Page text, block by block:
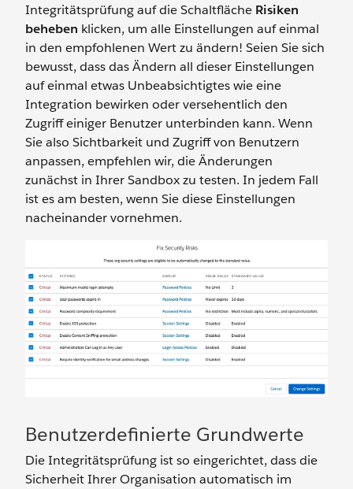
Integritätsprüfung auf die Schaltfläche Risiken
beheben klicken, um alle Einstellungen auf einmal
in den empfohlenen Wert zu ändern! Seien Sie sich
bewusst, dass das Ändern all dieser Einstellungen
auf einmal etwas Unbeabsichtigtes wie eine
Integration bewirken oder versehentlich den
Zugriff einiger Benutzer unterbinden kann. Wenn
Sie also Sichtbarkeit und Zugriff von Benutzern
anpassen, empfehlen wir, die Änderungen
zunächst in Ihrer Sandbox zu testen. In jedem Fall
ist es am besten, wenn Sie diese Einstellungen
nacheinander vornehmen.
Benutzerdefinierte Grundwerte
Die Integritätsprüfung ist so eingerichtet, dass die
Sicherheit Ihrer Organisation automatisch im